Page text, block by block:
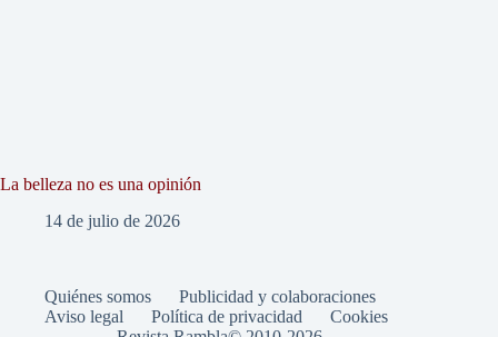
La belleza no es una opinión
14 de julio de 2026
Quiénes somos
Publicidad y colaboraciones
Aviso legal
Política de privacidad
Cookies